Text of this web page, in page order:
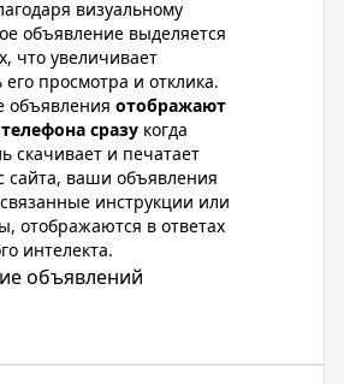
визуальному
объявление выделяется
что увеличивает
его просмотра и отклика.
объявления отображают
сразу когда
скачивает и печатает
сайта, ваши объявления
инструкции или
отображаются в ответах
интелекта.